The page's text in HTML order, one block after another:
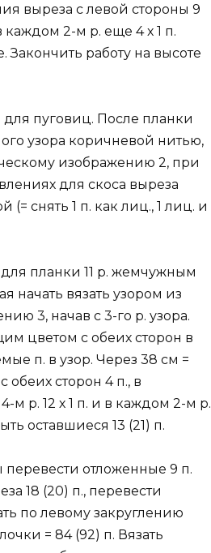
выреза с левой стороны 9
каждом 2-м р. еще 4 х 1 п.
работу на высоте
для пуговиц. После планки
узора коричневой нитью,
изображению 2, при
для скоса выреза
(= снять 1 п. как лиц., 1 лиц. и
для планки 11 р. жемчужным
начать вязать узором из
3, начав с 3-го р. узора.
цветом с обеих сторон в
п. в узор. Через 38 см =
обеих сторон 4 п., в
р. 12 х 1 п. и в каждом 2-м р.
оставшиеся 13 (21) п.
отложенные 9 п.
18 (20) п., перевести
по левому закруглению
= 84 (92) п. Вязать